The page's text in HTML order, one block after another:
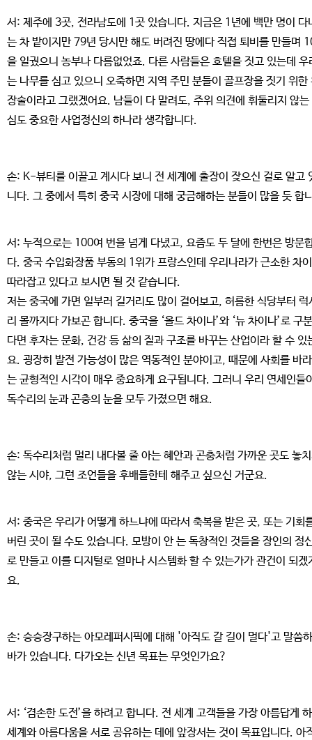
서: 제주에 3곳, 전라남도에 1곳 있습니다. 지금은 1년에 백만 명이 다
는 차 밭이지만 79년 당시만 해도 버려진 땅에다 직접 퇴비를 만들며
을 일궜으니 농부나 다름없었죠. 다른 사람들은 호텔을 짓고 있는데 우
는 나무를 심고 있으니 오죽하면 지역 주민 분들이 골프장을 짓기 위한
장술이라고 그랬겠어요. 남들이 다 말려도, 주위 의견에 휘둘리지 않는
심도 중요한 사업정신의 하나라 생각합니다.
손: K-뷰티를 이끌고 계시다 보니 전 세계에 출장이 잦으신 걸로 알고
니다. 그 중에서 특히 중국 시장에 대해 궁금해하는 분들이 많을 듯 합
서: 누적으로는 100여 번을 넘게 다녔고, 요즘도 두 달에 한번은 방문
다. 중국 수입화장품 부동의 1위가 프랑스인데 우리나라가 근소한 차
따라잡고 있다고 보시면 될 것 같습니다.
저는 중국에 가면 일부러 길거리도 많이 걸어보고, 허름한 식당부터 럭
리 몰까지다 가보곤 합니다. 중국을 ‘올드 차이나’와 ‘뉴 차이나’로 구
다면 후자는 문화, 건강 등 삶의 질과 구조를 바꾸는 산업이라 할 수 있
요. 굉장히 발전 가능성이 많은 역동적인 분야이고, 때문에 사회를 바
는 균형적인 시각이 매우 중요하게 요구됩니다. 그러니 우리 연세인들
독수리의 눈과 곤충의 눈을 모두 가졌으면 해요.
손: 독수리처럼 멀리 내다볼 줄 아는 혜안과 곤충처럼 가까운 곳도 놓
않는 시야, 그런 조언들을 후배들한테 해주고 싶으신 거군요.
서: 중국은 우리가 어떻게 하느냐에 따라서 축복을 받은 곳, 또는 기회
버린 곳이 될 수도 있습니다. 모방이 안 는 독창적인 것들을 장인의 정
로 만들고 이를 디지털로 얼마나 시스템화 할 수 있는가가 관건이 되겠
요.
손: 승승장구하는 아모레퍼시픽에 대해 '아직도 갈 길이 멀다'고 말씀
바가 있습니다. 다가오는 신년 목표는 무엇인가요?
서: ‘겸손한 도전’을 하려고 합니다. 전 세계 고객들을 가장 아름답게
세계와 아름다움을 서로 공유하는 데에 앞장서는 것이 목표입니다. 아